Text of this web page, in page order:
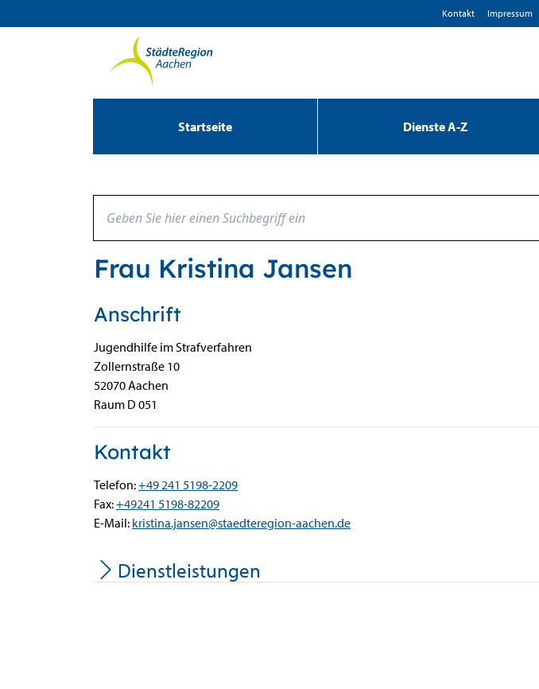
Kontakt Impressum
Startseite Dienste A-Z
Frau Kristina Jansen
Anschrift
Jugendhilfe im Strafverfahren
Zollernstraße 10
52070Aachen
Raum D 051
Kontakt
Telefon:+49 241 5198-2209
Fax:+49241 5198-82209
E-Mail: kristina.jansen@staedteregion-aachen.de
Dienstleistungen